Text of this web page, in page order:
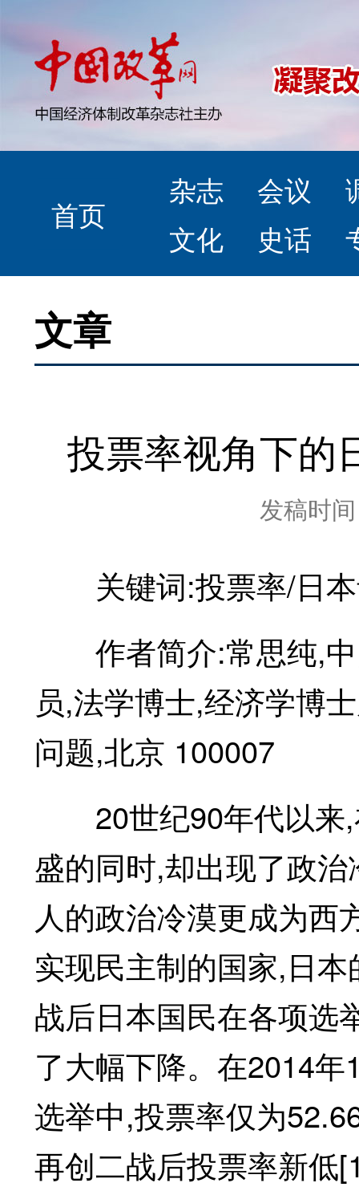
首页
杂志 会议
文化
史话
文章
投票率视角下的
发稿时
关键词:投票率/日本
作者简介:常思纯,中
员,法学博士,经济学博
问题,北京 100007
20世纪90年代以来,
盛的同时,却出现了政
人的政治冷漠更成为西
实现民主制的国家,日
战后日本国民在各项选
了大幅下降。在2014
选举中,投票率仅为
再创二战后投票率新低